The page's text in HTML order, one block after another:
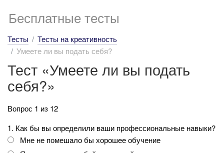
Бесплатные тесты
Тесты
Тесты на креативность
Умеете ли вы подать себя?
Тест «Умеете ли вы подать
себя?»
Вопрос 1 из 12
1. Как бы вы определили ваши профессиональные навыки?
Мне не помешало бы хорошее обучение